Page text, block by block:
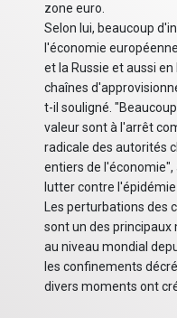
zone euro.
Selon lui, beaucoup
l'économie
et la Russie et aussi
chaînes
t-il souligné.
valeur sont à l'arrêt
radicale des autorités
entiers de
lutter contre
Les perturbations des
sont un des principaux
au niveau mondial
les confinements
divers moments ont